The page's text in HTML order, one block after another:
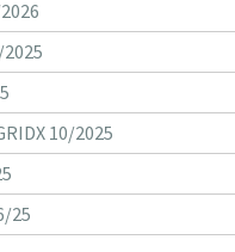
10/2025
25